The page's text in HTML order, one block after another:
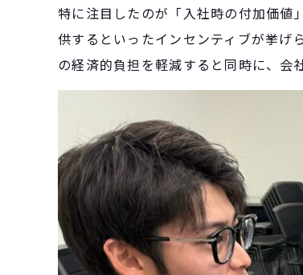
特に注目したのが「入社時の付加価値
供するといったインセンティブが挙げ
の経済的負担を軽減すると同時に、会